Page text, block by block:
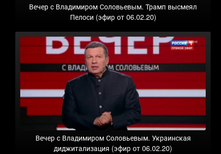
Вечер с Владимиром Соловьевым. Трамп высмеял
Пелоси (эфир от 06.02.20)
Вечер с Владимиром Соловьевым. Украинская
диджитализация (эфир от 06.02.20)